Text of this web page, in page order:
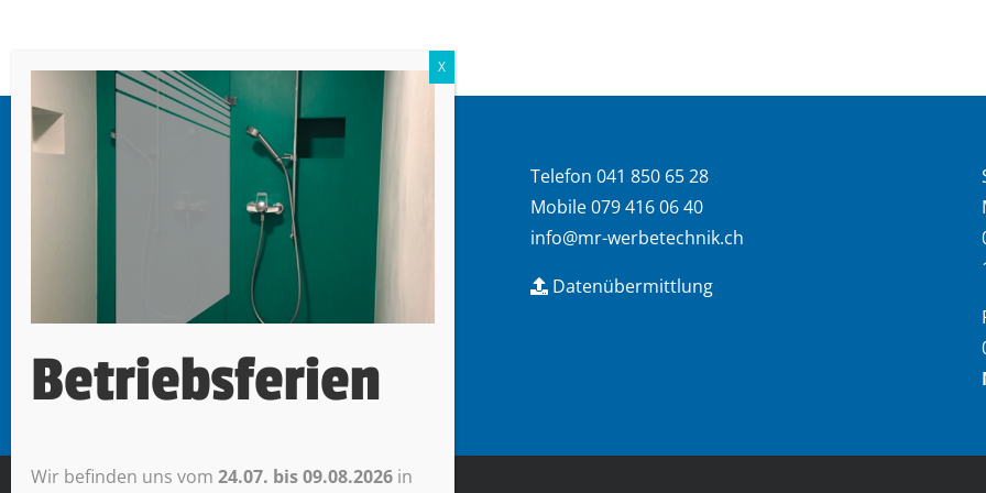
mr werbetechnik
6403 Küssnacht am Rigi
Telefon 041 850 65 28
Mobile 079 416 06 40
info@mr-werbetechnik.ch
Datenübermittlung
© mr werbetechnik |Impressum + Datenschutz
Betriebsferien
Wir befinden uns vom 24.07. bis 09.08.2026 in